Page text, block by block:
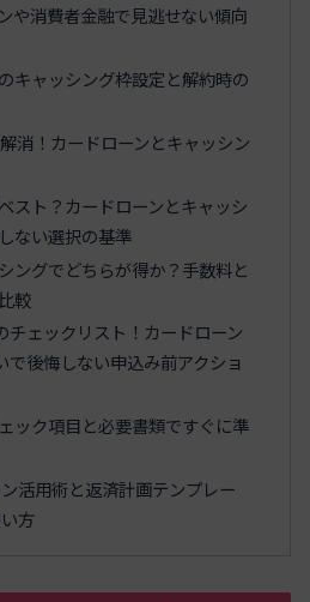
や消費者金融で見逃せない傾向
キャッシング枠設定と解約時の
消！カードローンとキャッシン
スト？カードローンとキャッシ
ない選択の基準
ングでどちらが得か？手数料と
較
チェックリスト！カードローン
で後悔しない申込み前アクショ
ック項目と必要書類ですぐに準
活用術と返済計画テンプレー
方